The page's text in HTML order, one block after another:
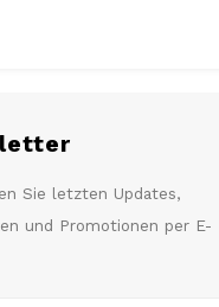
Sie letzten Updates,
und Promotionen per E-